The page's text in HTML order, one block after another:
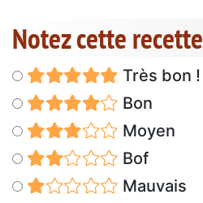
Notez cette recette
Très bon !
Bon
Moyen
Bof
Mauvais